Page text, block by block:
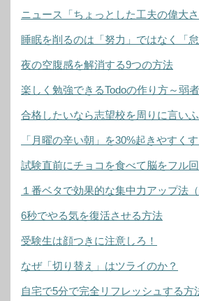
ニュース「ちょっとした工夫の偉大さ
睡眠を削るのは「努力」ではなく「怠
夜の空腹感を解消する9つの方法
楽しく勉強できるTodoの作り方～弱
合格したいなら志望校を周りに言いふ
「月曜の辛い朝」を30%起きやすく
試験直前にチョコを食べて脳をフル回
１番ベタで効果的な集中力アップ法（
6秒でやる気を復活させる方法
受験生は顔つきに注意しろ！
なぜ「切り替え」はツライのか？
自宅で5分で完全リフレッシュする方